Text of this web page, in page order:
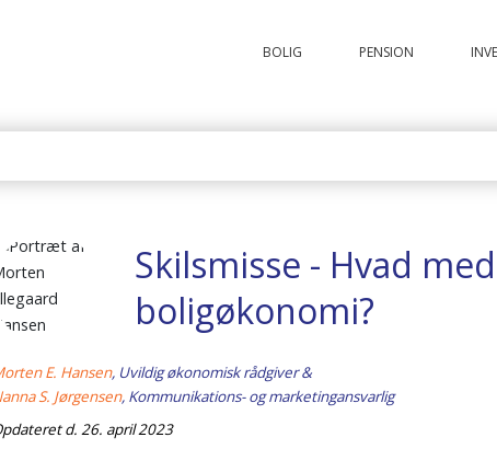
BOLIG PENSION
Skilsmisse - Hvad
boligøkonomi?
E. Hansen, Uvildig økonomisk rådgiver &
S. Jørgensen, Kommunikations- og marketingansvarlig
d. 26. april 2023